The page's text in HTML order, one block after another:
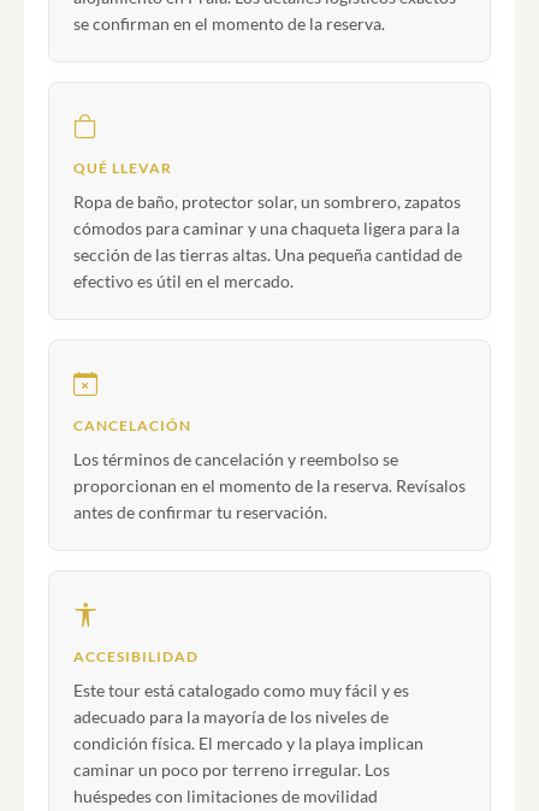
se confirman en el momento de la reserva.
QUÉ LLEVAR
Ropa de baño, protector solar, un sombrero, zapatos
cómodos para caminar y una chaqueta ligera para la
sección de las tierras altas. Una pequeña cantidad de
efectivo es útil en el mercado.
CANCELACIÓN
Los términos de cancelación y reembolso se
proporcionan en el momento de la reserva. Revísalos
antes de confirmar tu reservación.
ACCESIBILIDAD
Este tour está catalogado como muy fácil y es
adecuado para la mayoría de los niveles de
condición física. El mercado y la playa implican
caminar un poco por terreno irregular. Los
huéspedes con limitaciones de movilidad